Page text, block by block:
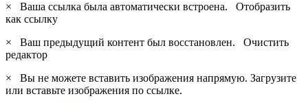
×
Ваша ссылка была автоматически встроена. Отобразить
как ссылку
×
Ваш предыдущий контент был восстановлен. Очистить
редактор
×
Вы не можете вставить изображения напрямую. Загрузите
или вставьте изображения по ссылке.